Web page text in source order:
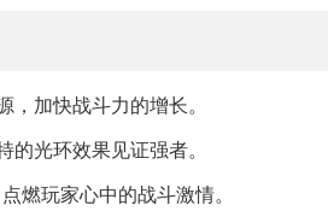
加快战斗力的增长。
光环效果见证强者。
燃玩家心中的战斗激情。